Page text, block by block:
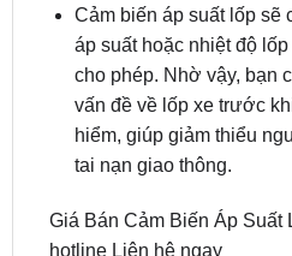
cho phép. Nhờ vậy, bạn
vấn đề về lốp xe trước
hiểm, giúp giảm thiểu
tai nạn giao thông.
Giá Bán Cảm Biến Áp Suất
0949.60.3979 hoặc
bởi đội ngũ kỹ thuật viên